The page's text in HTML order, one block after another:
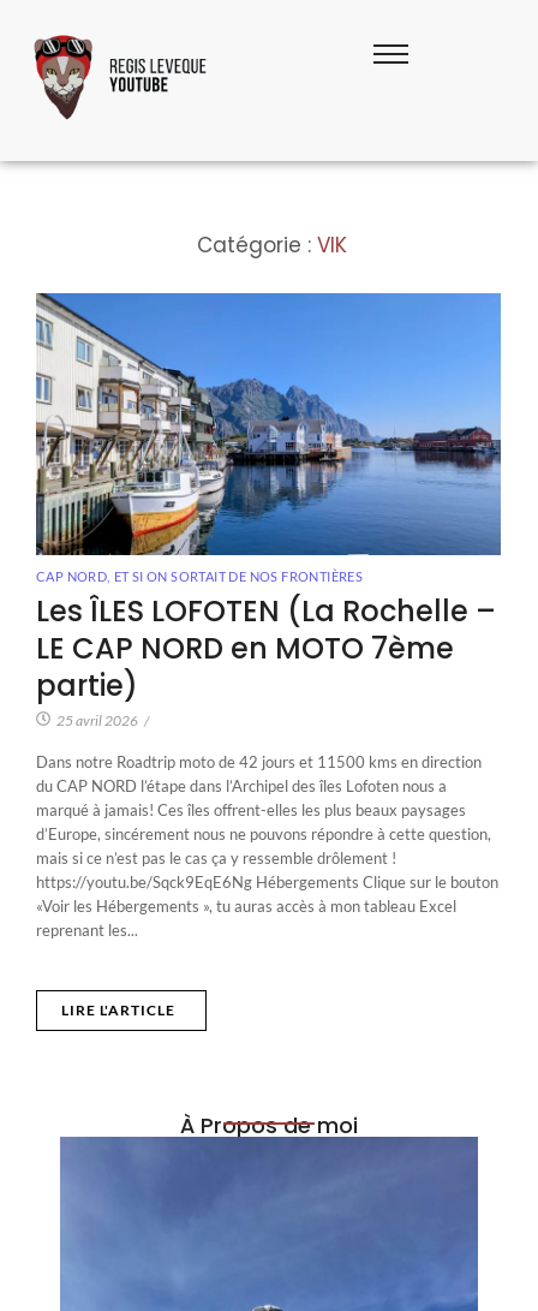
Catégorie : VIK
CAP NORD ET SI ON SORTAIT DE NOS FRONTIÈRES
Les ÎLES LOFOTEN (La Rochelle –
LE CAP NORD en MOTO 7ème
partie)
25 avril 2026 /
Dans notre Roadtrip moto de 42 jours et 11500 kms en direction
du CAP NORD l’étape dans l’Archipel des îles Lofoten nous a
marqué à jamais! Ces îles offrent-elles les plus beaux paysages
d’Europe, sincérement nous ne pouvons répondre à cette question,
mais si ce n’est pas le cas ça y ressemble drôlement !
https://youtu.be/Sqck9EqE6Ng Hébergements Clique sur le bouton
«Voir les Hébergements », tu auras accès à mon tableau Excel
reprenant les...
LIRE L'ARTICLE
À Propos de moi